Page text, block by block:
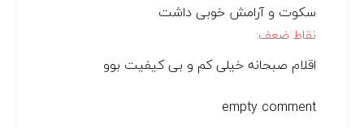
سکوت و آرامش خوبی داشت
نقاط ضعف:
اقلام صبحانه خیلی کم و بی کیفیت بوو
empty comment